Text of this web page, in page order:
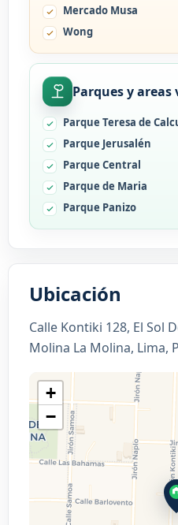
Mercado Musa
Wong
Parques y areas
Parque Teresa de
Parque Jerusalén
Parque Central
Parque de Maria
Parque Panizo
Ubicación
Calle Kontiki 128, El Sol
Molina La Molina, Lima,
+
−